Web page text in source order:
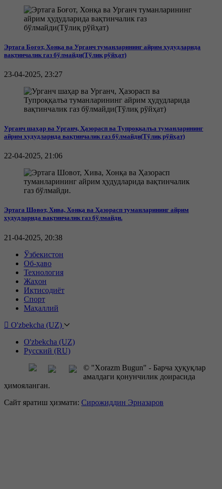
Эртага Боғот, Хонқа ва Урганч туманларининг айрим ҳудудларида
вақтинчалик газ бўлмайди(Тўлиқ рўйҳат)
23-04-2025, 23:27
Урганч шаҳар ва Урганч, Ҳазорасп ва Тупроққалъа туманларининг
айрим ҳудудларида вақтинчалик газ бўлмайди(Тўлиқ рўйҳат)
22-04-2025, 21:06
Эртага Шовот, Хива, Хонқа ва Ҳазорасп туманларининг айрим
ҳудудларида вақтинчалик газ бўлмайди.
21-04-2025, 20:38
Ўзбекистон
Об-ҳаво
Технология
Жаҳон
Иқтисодиёт
Спорт
Маҳаллий
O'zbekcha (UZ)
O'zbekcha (UZ)
Русский (RU)
© "Xorazm Bugun" - Барча ҳуқуқлар
амалдаги қонунчилик доирасида
ҳимояланган.
Сайт яратиш ҳизмати: Сирожиддин Эрназаров